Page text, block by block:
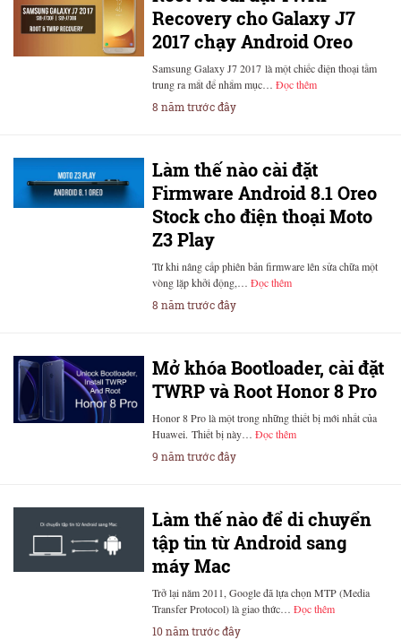
Recovery cho Galaxy J7
2017 chạy Android Oreo
Samsung Galaxy J7 2017 là một chiếc điện thoại tầm
trung ra mắt để nhắm mục… Đọc thêm
8 năm trước đây
Làm thế nào cài đặt
Firmware Android 8.1 Oreo
Stock cho điện thoại Moto
Z3 Play
Từ khi nâng cấp phiên bản firmware lên sửa chữa một
vòng lặp khởi động,… Đọc thêm
8 năm trước đây
Mở khóa Bootloader, cài đặt
TWRP và Root Honor 8 Pro
Honor 8 Pro là một trong những thiết bị mới nhất của
Huawei. Thiết bị này… Đọc thêm
9 năm trước đây
Làm thế nào để di chuyển
tập tin từ Android sang
máy Mac
Trở lại năm 2011, Google đã lựa chọn MTP (Media
Transfer Protocol) là giao thức… Đọc thêm
10 năm trước đây